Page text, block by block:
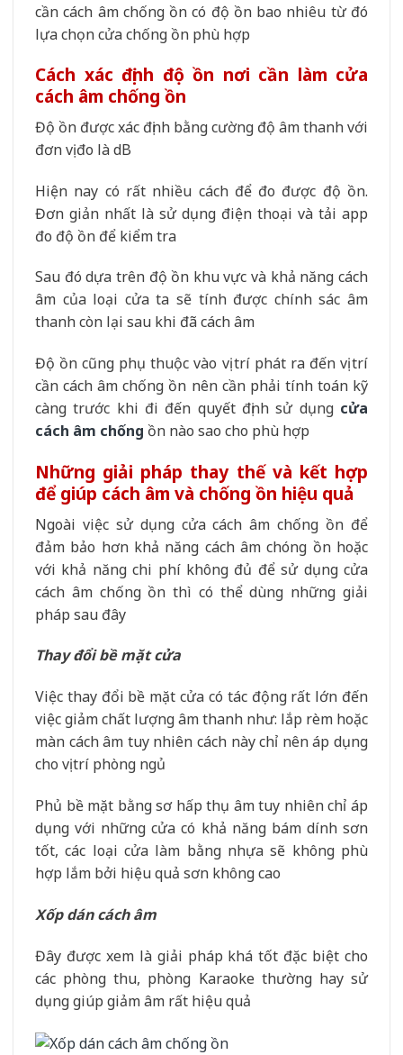
cần cách âm chống ồn có độ ồn bao nhiêu từ đó
lựa chọn cửa chống ồn phù hợp
Cách xác định độ ồn nơi cần làm cửa
cách âm chống ồn
Độ ồn được xác định bằng cường độ âm thanh với
đơn vị đo là dB
Hiện nay có rất nhiều cách để đo được độ ồn.
Đơn giản nhất là sử dụng điện thoại và tải app
đo độ ồn để kiểm tra
Sau đó dựa trên độ ồn khu vực và khả năng cách
âm của loại cửa ta sẽ tính được chính sác âm
thanh còn lại sau khi đã cách âm
Độ ồn cũng phụ thuộc vào vị trí phát ra đến vị trí
cần cách âm chống ồn nên cần phải tính toán kỹ
càng trước khi đi đến quyết định sử dụng cửa
cách âm chống ồn nào sao cho phù hợp
Những giải pháp thay thế và kết hợp
để giúp cách âm và chống ồn hiệu quả
Ngoài việc sử dụng cửa cách âm chống ồn để
đảm bảo hơn khả năng cách âm chóng ồn hoặc
với khả năng chi phí không đủ để sử dụng cửa
cách âm chống ồn thì có thể dùng những giải
pháp sau đây
Thay đổi bề mặt cửa
Việc thay đổi bề mặt cửa có tác động rất lớn đến
việc giảm chất lượng âm thanh như: lắp rèm hoặc
màn cách âm tuy nhiên cách này chỉ nên áp dụng
cho vị trí phòng ngủ
Phủ bề mặt bằng sơ hấp thụ âm tuy nhiên chỉ áp
dụng với những cửa có khả năng bám dính sơn
tốt, các loại cửa làm bằng nhựa sẽ không phù
hợp lắm bởi hiệu quả sơn không cao
Xốp dán cách âm
Đây được xem là giải pháp khá tốt đặc biệt cho
các phòng thu, phòng Karaoke thường hay sử
dụng giúp giảm âm rất hiệu quả